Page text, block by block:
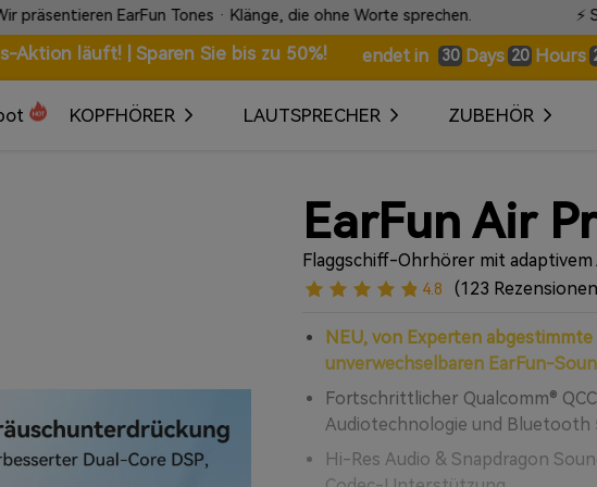
die ohne Worte sprechen. ⚡ Schneller Expressversand vor Ort
Aktion läuft! | Sparen Sie bis zu 50%! endet in 30 Days 20 Hours
KOPFHÖRER LAUTSPRECHER ZUBEHÖR
EarFun Air
Flaggschiff-Ohrhörer mit
4.8 (123
NEU, von Experten
unverwechselbaren EarFun-
Fortschrittlicher Qualcomm®
Audiotechnologie und Bluetooth
Hi-Res Audio & Snapdragon